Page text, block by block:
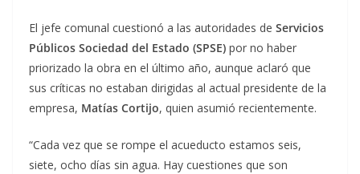
El jefe comunal cuestionó a las autoridades de Servicios
Públicos Sociedad del Estado (SPSE) por no haber
priorizado la obra en el último año, aunque aclaró que
sus críticas no estaban dirigidas al actual presidente de la
empresa, Matías Cortijo, quien asumió recientemente.
“Cada vez que se rompe el acueducto estamos seis,
siete, ocho días sin agua. Hay cuestiones que son